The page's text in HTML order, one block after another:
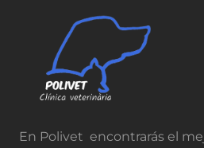
En Polivet encontrarás el